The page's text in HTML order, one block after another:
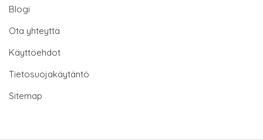
Blogi
Ota yhteyttä
Käyttöehdot
Tietosuojakäytäntö
Sitemap